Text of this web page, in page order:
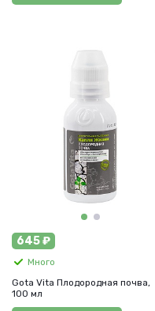
645 ₽
Много
Gota Vita Плодородная почва,
100 мл